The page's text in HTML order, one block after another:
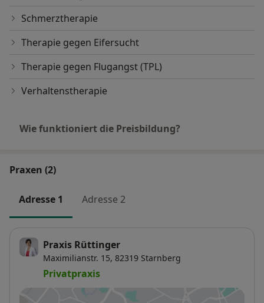
Schmerztherapie
Therapie gegen Eifersucht
Therapie gegen Flugangst (TPL)
Verhaltenstherapie
Wie funktioniert die Preisbildung?
Praxen (2)
Adresse 1 Adresse 2
Praxis Rüttinger
Maximilianstr. 15, 82319 Starnberg
Privatpraxis